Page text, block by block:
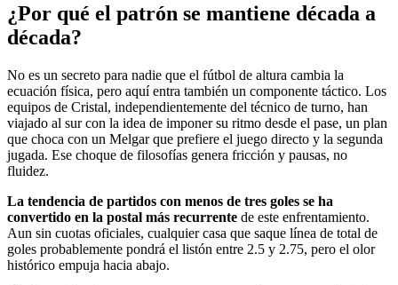
¿Por qué el patrón se mantiene década a
década?
No es un secreto para nadie que el fútbol de altura cambia la
ecuación física, pero aquí entra también un componente táctico. Los
equipos de Cristal, independientemente del técnico de turno, han
viajado al sur con la idea de imponer su ritmo desde el pase, un plan
que choca con un Melgar que prefiere el juego directo y la segunda
jugada. Ese choque de filosofías genera fricción y pausas, no
fluidez.
La tendencia de partidos con menos de tres goles se ha
convertido en la postal más recurrente de este enfrentamiento.
Aun sin cuotas oficiales, cualquier casa que saque línea de total de
goles probablemente pondrá el listón entre 2.5 y 2.75, pero el olor
histórico empuja hacia abajo.